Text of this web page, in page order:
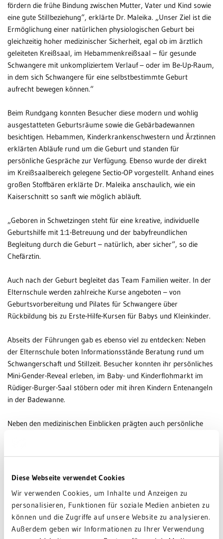
Diese Webseite verwendet Cookies
Wir verwenden Cookies, um Inhalte und Anzeigen zu
personalisieren, Funktionen für soziale Medien anbieten zu
können und die Zugriffe auf unsere Website zu analysieren.
Außerdem geben wir Informationen zu Ihrer Verwendung
fördern die frühe Bindung zwischen Mutter, Vater und Kind sowie
eine gute Stillbeziehung“, erklärte Dr. Maleika. „Unser Ziel ist die
Ermöglichung einer natürlichen physiologischen Geburt bei
gleichzeitig hoher medizinischer Sicherheit, egal ob im ärztlich
geleiteten Kreißsaal, im Hebammenkreißsaal – für gesunde
Schwangere mit unkompliziertem Verlauf – oder im Be-Up-Raum,
in dem sich Schwangere für eine selbstbestimmte Geburt
aufrecht bewegen können.“
Beim Rundgang konnten Besucher diese modern und wohlig
ausgestatteten Geburtsräume sowie die Gebärbadewannen
besichtigen. Hebammen, Kinderkrankenschwestern und Ärztinnen
erklärten Abläufe rund um die Geburt und standen für
persönliche Gespräche zur Verfügung. Ebenso wurde der direkt
im Kreißsaalbereich gelegene Sectio-OP vorgestellt. Anhand eines
großen Stoffbären erklärte Dr. Maleika anschaulich, wie ein
Kaiserschnitt so sanft wie möglich abläuft.
„Geboren in Schwetzingen steht für eine kreative, individuelle
Geburtshilfe mit 1:1-Betreuung und der babyfreundlichen
Begleitung durch die Geburt – natürlich, aber sicher“, so die
Chefärztin.
Auch nach der Geburt begleitet das Team Familien weiter. In der
Elternschule werden zahlreiche Kurse angeboten – von
Geburtsvorbereitung und Pilates für Schwangere über
Rückbildung bis zu Erste-Hilfe-Kursen für Babys und Kleinkinder.
Abseits der Führungen gab es ebenso viel zu entdecken: Neben
der Elternschule boten Informationsstände Beratung rund um
Schwangerschaft und Stillzeit. Besucher konnten ihr persönliches
Mini-Gender-Reveal erleben, im Baby- und Kinderflohmarkt im
Rüdiger-Burger-Saal stöbern oder mit ihren Kindern Entenangeln
in der Badewanne.
Neben den medizinischen Einblicken prägten auch persönliche
einzigen Drillinge, die jemals in Schwetzingen geboren wurden –
vor 32 Jahren. Damals waren eigentlich Zwillinge erwartet
worden. Erst während des Kaiserschnitts stellte sich heraus, dass
ein drittes Baby unterwegs war. Hebamme Celina Malcher war bei
dieser besonderen Geburt dabei und freute sich sehr über das